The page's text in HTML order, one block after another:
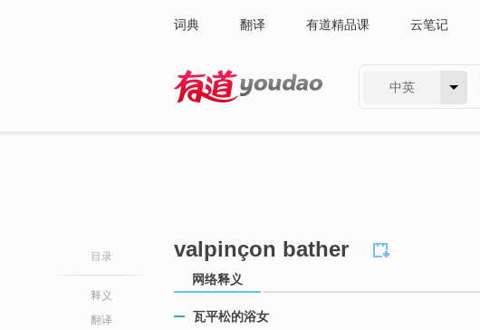
词典 翻译 有道精品课 云笔记
中英
目录
释义
翻译
valpinçon bather
网络释义
瓦平松的浴女